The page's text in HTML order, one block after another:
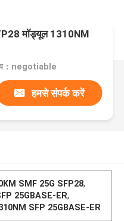
मॉड्यूल 1310NM
：negotiable
हमसे संपर्क करें
SMF 25G SFP28,
25GBASE-ER,
SFP 25GBASE-ER